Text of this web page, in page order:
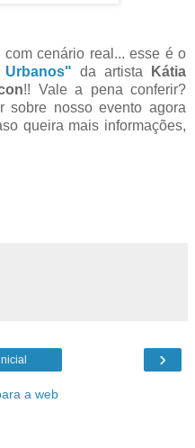
cenário real... esse é o
da artista
Kátia
!! Vale a pena conferir?
nosso evento agora
queira mais informações,
›
a web